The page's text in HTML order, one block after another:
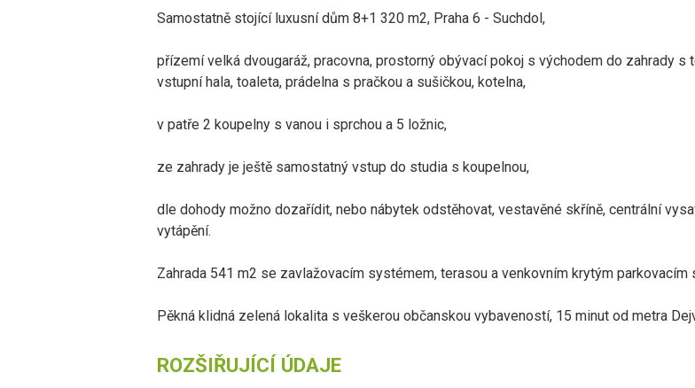
Samostatně stojící luxusní dům 8+1 320 m2, Praha 6 - Suchdol,
přízemí velká dvougaráž, pracovna, prostorný obývací pokoj s východem do zahrady
vstupní hala, toaleta, prádelna s pračkou a sušičkou, kotelna,
v patře 2 koupelny s vanou i sprchou a 5 ložnic,
ze zahrady je ještě samostatný vstup do studia s koupelnou,
dle dohody možno dozařídit, nebo nábytek odstěhovat, vestavěné skříně, centrální
vytápění.
Zahrada 541 m2 se zavlažovacím systémem, terasou a venkovním krytým parkovacím
Pěkná klidná zelená lokalita s veškerou občanskou vybaveností, 15 minut od metra
ROZŠIŘUJÍCÍ ÚDAJE